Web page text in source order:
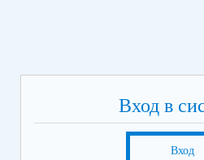
Вход в
Вход